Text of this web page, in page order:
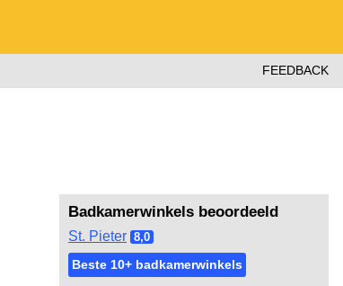
FEEDBACK
Badkamerwinkels beoordeeld
St. Pieter 8,0
Beste 10+ badkamerwinkels